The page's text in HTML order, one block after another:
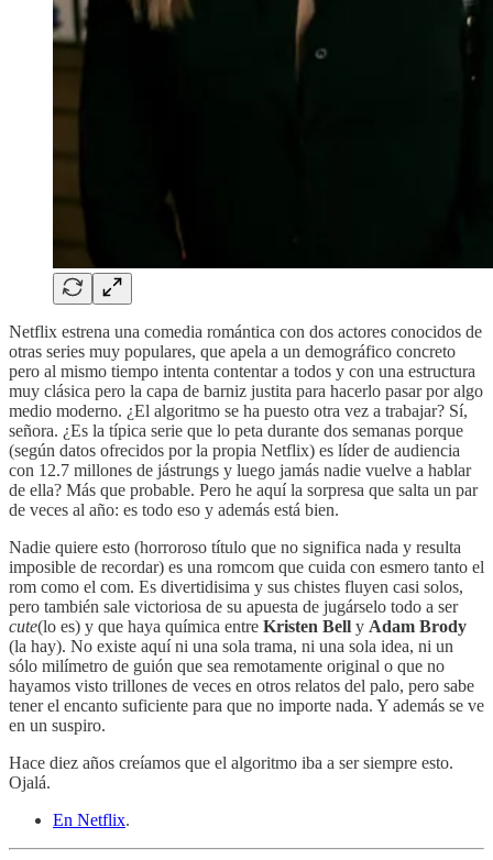
Netflix estrena una comedia romántica con dos actores conocidos de
otras series muy populares, que apela a un demográfico concreto
pero al mismo tiempo intenta contentar a todos y con una estructura
muy clásica pero la capa de barniz justita para hacerlo pasar por algo
medio moderno. ¿El algoritmo se ha puesto otra vez a trabajar? Sí,
señora. ¿Es la típica serie que lo peta durante dos semanas porque
(según datos ofrecidos por la propia Netflix) es líder de audiencia
con 12.7 millones de jástrungs y luego jamás nadie vuelve a hablar
de ella? Más que probable. Pero he aquí la sorpresa que salta un par
de veces al año: es todo eso y además está bien.
Nadie quiere esto (horroroso título que no significa nada y resulta
imposible de recordar) es una romcom que cuida con esmero tanto el
rom como el com. Es divertidisima y sus chistes fluyen casi solos,
pero también sale victoriosa de su apuesta de jugárselo todo a ser
cute(lo es) y que haya química entre Kristen Bell y Adam Brody
(la hay). No existe aquí ni una sola trama, ni una sola idea, ni un
sólo milímetro de guión que sea remotamente original o que no
hayamos visto trillones de veces en otros relatos del palo, pero sabe
tener el encanto suficiente para que no importe nada. Y además se ve
en un suspiro.
Hace diez años creíamos que el algoritmo iba a ser siempre esto.
Ojalá.
En Netflix.